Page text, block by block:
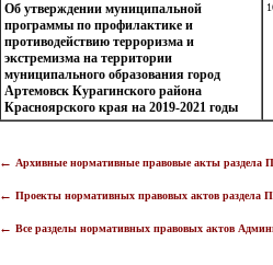
Об утверждении муниципальной
программы по профилактике и
противодействию терроризма и
экстремизма на территории
муниципального образования город
Артемовск Курагинского района
Красноярского края на 2019-2021 годы
← Архивные нормативные правовые акты
← Проекты нормативных правовых актов
← Все разделы нормативных правовых актов